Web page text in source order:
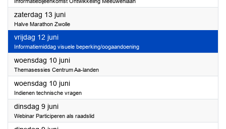
zaterdag 13 juni2026
Halve Marathon Zwolle
vrijdag 12 juni2026
Informatiemiddag visuele beperking/oogaandoening
woensdag 10 juni2026
Themasessies Centrum Aa-landen
woensdag 10 juni2026
Indienen technische vragen
dinsdag 9 juni2026
Webinar Participeren als raadslid